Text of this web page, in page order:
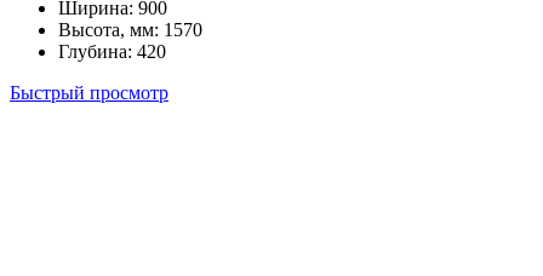
Ширина: 900
Высота, мм: 1570
Глубина: 420
Быстрый просмотр